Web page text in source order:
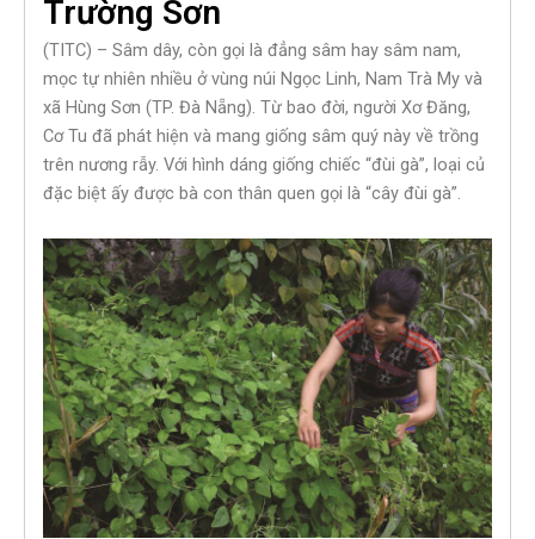
Trường Sơn
(TITC) – Sâm dây, còn gọi là đẳng sâm hay sâm nam,
mọc tự nhiên nhiều ở vùng núi Ngọc Linh, Nam Trà My và
xã Hùng Sơn (TP. Đà Nẵng). Từ bao đời, người Xơ Đăng,
Cơ Tu đã phát hiện và mang giống sâm quý này về trồng
trên nương rẫy. Với hình dáng giống chiếc “đùi gà”, loại củ
đặc biệt ấy được bà con thân quen gọi là “cây đùi gà”.